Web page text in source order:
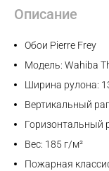
Описание
Обои Pierre Frey
Модель: Wahiba
Ширина рулона:
Вертикальный
Горизонтальный
Вес: 185 г/м²
Пожарная